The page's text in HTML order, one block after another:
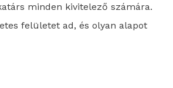
minden kivitelező számára.
felületet ad, és olyan alapot